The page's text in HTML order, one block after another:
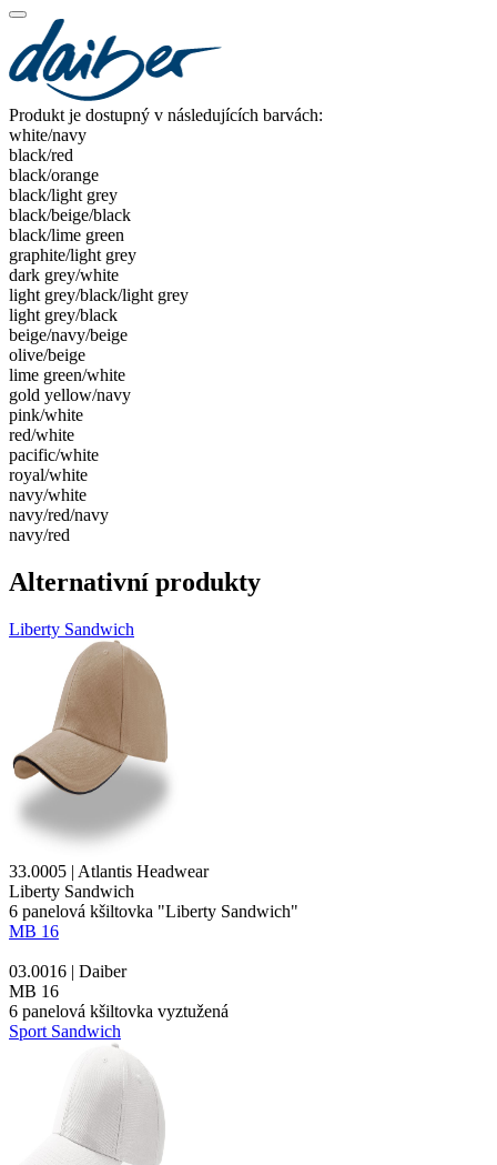
Produkt je dostupný v následujících barvách:
white/​navy
black/​red
black/​orange
black/​light grey
black/​beige/​black
black/​lime green
graphite/​light grey
dark grey/​white
light grey/​black/​light grey
light grey/​black
beige/​navy/​beige
olive/​beige
lime green/​white
gold yellow/​navy
pink/​white
red/​white
pacific/​white
royal/​white
navy/​white
navy/​red/​navy
navy/​red
Alternativní produkty
Liberty Sandwich
33.0005 | Atlantis Headwear
Liberty Sandwich
6 panelová kšiltovka "Liberty Sandwich"
MB 16
03.0016 | Daiber
MB 16
6 panelová kšiltovka vyztužená
Sport Sandwich